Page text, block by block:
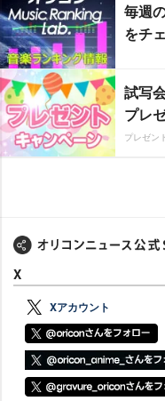
毎週
をチ
試写
プレ
プレゼン
X
Xアカウント